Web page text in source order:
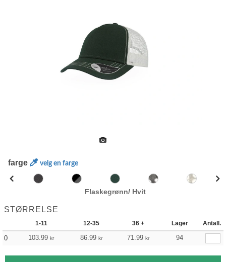
farge velg en farge
Flaskegrønn/ Hvit
STØRRELSE
1-11 12-35 36 + Lager Antall.
0 103.99 kr 86.99 kr 71.99 kr 94